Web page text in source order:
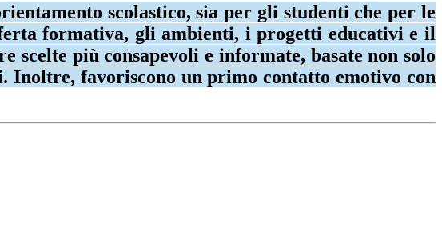
scolastico, sia per gli studenti che per le
formativa, gli ambienti, i progetti educativi e il
scelte più consapevoli e informate, basate non solo
Inoltre, favoriscono un primo contatto emotivo con